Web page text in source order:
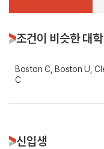
조건이 비슷한 대학
Boston C, Boston U,
C
신입생